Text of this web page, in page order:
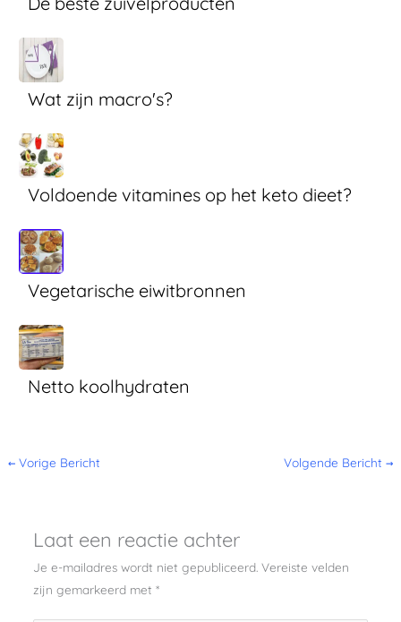
Wat zijn macro's?
Voldoende vitamines op het keto dieet?
Vegetarische eiwitbronnen
Netto koolhydraten
← Vorige Bericht Volgende Bericht →
Laat een reactie achter
Je e-mailadres wordt niet gepubliceerd. Vereiste velden
zijn gemarkeerd met *